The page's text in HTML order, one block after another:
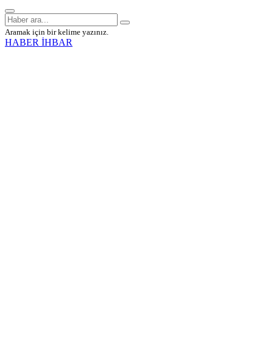
Aramak için bir kelime yazınız.
HABER İHBAR